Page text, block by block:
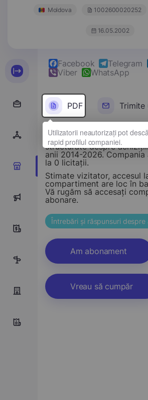
Moldova 1002600020252
16.05.2002
0
0
10
Facebook Telegram
Viber
WhatsApp
PDF Trimite
Acest compartiment
structurate despre
anii 2014-2026.
la 0 licitații.
Stimate vizitator, accesul
compartiment are loc în
Vă rugăm să accesați
abonare.
Întrebări și răspunsuri despre
Am abonament
Vreau să cumpăr